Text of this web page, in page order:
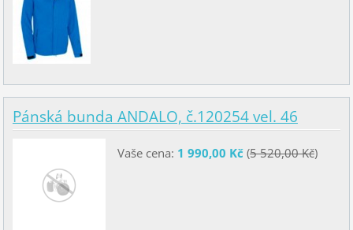
Pánská bunda ANDALO, č.120254 vel. 46
Vaše cena: 1 990,00 Kč(5 520,00 Kč)